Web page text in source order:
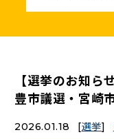
ニュースリリース
こくみんうさぎの部
【選挙のお知ら
豊市議選・宮崎
2026.01.18 [選挙]